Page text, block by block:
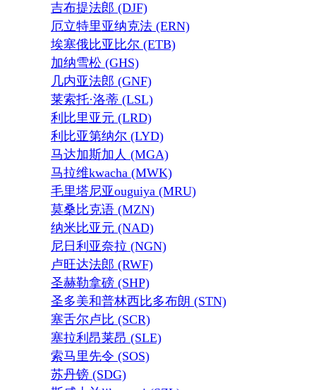
吉布提法郎 (DJF)
厄立特里亚纳克法 (ERN)
埃塞俄比亚比尔 (ETB)
加纳雪松 (GHS)
几内亚法郎 (GNF)
莱索托·洛蒂 (LSL)
利比里亚元 (LRD)
利比亚第纳尔 (LYD)
马达加斯加人 (MGA)
马拉维kwacha (MWK)
毛里塔尼亚ouguiya (MRU)
莫桑比克语 (MZN)
纳米比亚元 (NAD)
尼日利亚奈拉 (NGN)
卢旺达法郎 (RWF)
圣赫勒拿磅 (SHP)
圣多美和普林西比多布朗 (STN)
塞舌尔卢比 (SCR)
塞拉利昂莱昂 (SLE)
索马里先令 (SOS)
苏丹镑 (SDG)